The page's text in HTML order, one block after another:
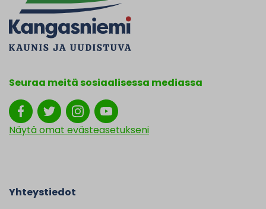
Seuraa meitä sosiaalisessa mediassa
Näytä omat evästeasetukseni
Yhteystiedot